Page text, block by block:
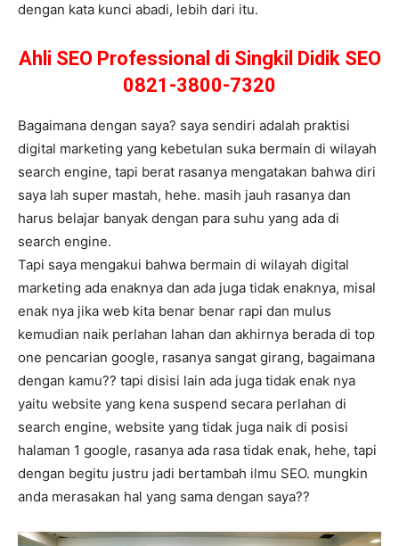
dengan kata kunci abadi, lebih dari itu.
Ahli SEO Professional di Singkil Didik SEO
0821-3800-7320
Bagaimana dengan saya? saya sendiri adalah praktisi
digital marketing yang kebetulan suka bermain di wilayah
search engine, tapi berat rasanya mengatakan bahwa diri
saya lah super mastah, hehe. masih jauh rasanya dan
harus belajar banyak dengan para suhu yang ada di
search engine.
Tapi saya mengakui bahwa bermain di wilayah digital
marketing ada enaknya dan ada juga tidak enaknya, misal
enak nya jika web kita benar benar rapi dan mulus
kemudian naik perlahan lahan dan akhirnya berada di top
one pencarian google, rasanya sangat girang, bagaimana
dengan kamu?? tapi disisi lain ada juga tidak enak nya
yaitu website yang kena suspend secara perlahan di
search engine, website yang tidak juga naik di posisi
halaman 1 google, rasanya ada rasa tidak enak, hehe, tapi
dengan begitu justru jadi bertambah ilmu SEO. mungkin
anda merasakan hal yang sama dengan saya??